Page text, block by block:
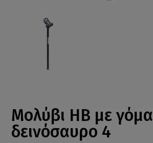
Μολύβι HB με γόμα
δεινόσαυρο 4